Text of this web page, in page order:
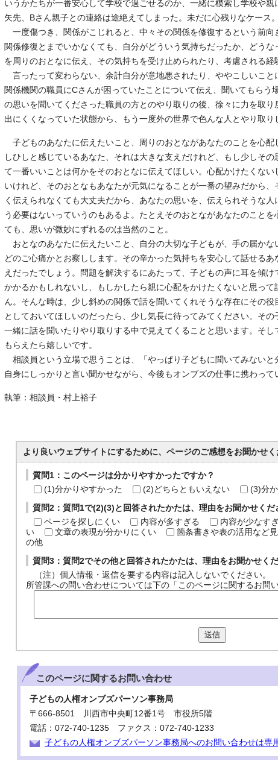
いうかたちが一番安心して学校で過ごせるのか、一緒に模索し学校や
矢先、Bさん親子との連絡は途絶えてしまった。未だに心残りなケース。
一度傷つき、関係がこじれると、中々その関係を修復するという前向
関係修復とまでいかなくても、自分がどういう気持ちだったか、どう
を周りのおとなに伝え、その気持ちを受け止められたり、考慮される経
言ったって変わらない、余計自分が意地悪されたり、ややこしいこと
関係機関の職員にCさんが困っていたことについて伝え、聞いてもらう
の思いを聞いてくださった職員の方とのやり取りの後、徐々に力を取
出にくくなっていた状態から、もう一度外の世界で色んな人とやり取り
子どものあなたに伝えたいこと、周りのおとながあなたのことを心配
しひしと感じているあなた、それは大きな支えだけれど、もし少しそ
て一番いいことは何かをそのおとなに伝えてほしい。心配かけたくな
いけれど、そのおとなもあなたが元気になることが一番の望みだから
く伝えられなくても大丈夫だから、あなたの思いを、伝えられそうな
う必要はないっていうのもあるよ。たとえそのおとながあなたのこと
ても、思いが微妙にずれるのは当然のこと。
おとなのあなたに伝えたいこと、自分の大切な子どもが、手の届かな
どのご心痛かとお察しします。その辛かった気持ちを安心して話せる
えだったでしょう。問題を解決するにあたって、子どもの声に耳を傾
かかるかもしれないし、もしかしたら親に心配をかけたくないと思っ
ん。そんな時は、少し斜めの関係で話を聞いてくれそうな存在にその
としておいてほしいのだったら、少し気長に待ってみてください。その
一緒に話を聞いたりやり取りする中で見えてくることと思います。そ
もらえたら嬉しいです。
相談員という立場で思うことは、「やっぱり子どもに聞いてみないと
自身にしっかりと言い聞かせながら、今後もオンブズの仕事に携わって
執筆：相談員・村上裕子
より良いウェブサイトにするために、ページのご感想をお聞かせく
質問1：このページは分かりやすかったですか？
(1)分かりやすかった
(2)どちらともいえない (3)分
質問2：質問1で(2)(3)と回答されたかたは、理由をお聞かせくだ
ページを探しにくい
内容が多すぎる 内容が少なす
い
文章の表現が分かりにくい 箇条書きや表の活用など
の他
質問3：質問2でその他と回答されたかたは、理由をお聞かせくだ
（注）個人情報・返信を要する内容は記入しないでください。
所管課への問い合わせについては下の「このページに関するお問い
送信
このページに関するお問い合わせ
子どもの人権オンブズパーソン事務局
〒666-8501 川西市中央町12番1号 市役所5階
電話：072-740-1235 ファクス：072-740-1233
子どもの人権オンブズパーソン事務局へのお問い合わせは専